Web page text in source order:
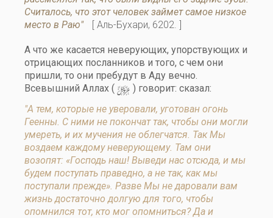
Считалось, что этот человек займет самое низкое
место в Раю"
[ Аль-Бухари, 6202. ]
А что же касается неверующих, упорствующих и
отрицающих посланников и того, с чем они
пришли, то они пребудут в Аду вечно.
Всевышний Аллах ( y ) говорит: сказал:
"А тем, которые не уверовали, уготован огонь
Геенны. С ними не покончат так, чтобы они могли
умереть, и их мучения не облегчатся. Так Мы
воздаем каждому неверующему. Там они
возопят: «Господь наш! Выведи нас отсюда, и мы
будем поступать праведно, а не так, как мы
поступали прежде». Разве Мы не даровали вам
жизнь достаточно долгую для того, чтобы
опомнился тот, кто мог опомниться? Да и